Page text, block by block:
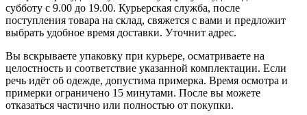
субботу с 9.00 до 19.00. Курьерская служба, после
поступления товара на склад, свяжется с вами и предложит
выбрать удобное время доставки. Уточнит адрес.
Вы вскрываете упаковку при курьере, осматриваете на
целостность и соответствие указанной комплектации. Если
речь идёт об одежде, допустима примерка. Время осмотра и
примерки ограничено 15 минутами. После вы можете
отказаться частично или полностью от покупки.